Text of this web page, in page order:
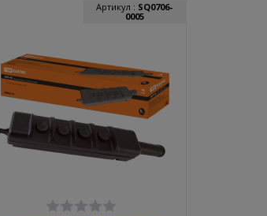
Артикул : SQ0706-
0005